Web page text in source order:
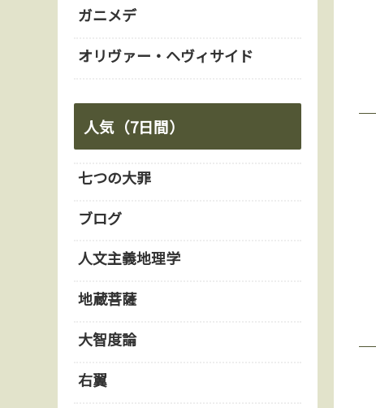
ガニメデ
オリヴァー・ヘヴィサイド
人気（7日間）
七つの大罪
ブログ
人文主義地理学
地蔵菩薩
大智度論
右翼